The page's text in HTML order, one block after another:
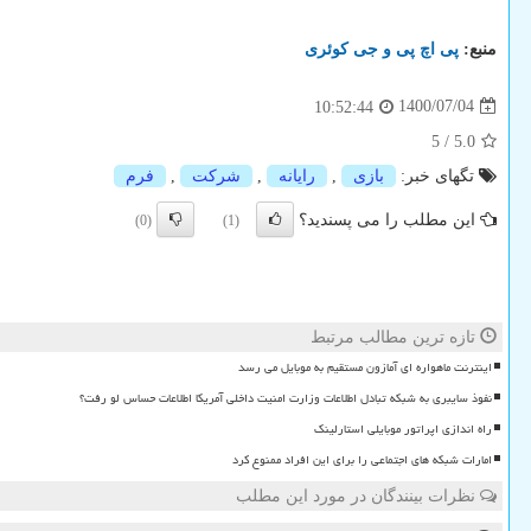
منبع: پی اچ پی و جی كوئری
1400/07/04
10:52:44
5.0
/
5
تگهای خبر:
بازی , رایانه , شركت , فرم
این مطلب را می پسندید؟ (1)
(0)
تازه ترین مطالب مرتبط
اینترنت ماهواره ای آمازون مستقیم به موبایل می رسد
نفوذ سایبری به شبکه تبادل اطلاعات وزارت امنیت داخلی آمریکا اطلاعات حساس لو رفت؟
راه اندازی اپراتور موبایلی استارلینک
امارات شبکه های اجتماعی را برای این افراد ممنوع کرد
نظرات بینندگان در مورد این مطلب